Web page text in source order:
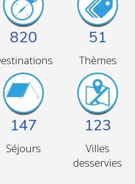
820 51
Thèmes
147
Séjours
123
Villes
desservies